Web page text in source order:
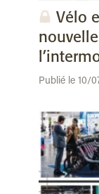
Vélo
Publié le 10/